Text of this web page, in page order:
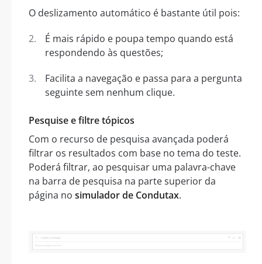
O deslizamento automático é bastante útil pois:
É mais rápido e poupa tempo quando está
respondendo às questões;
Facilita a navegação e passa para a pergunta
seguinte sem nenhum clique.
Pesquise e filtre tópicos
Com o recurso de pesquisa avançada poderá
filtrar os resultados com base no tema do teste.
Poderá filtrar, ao pesquisar uma palavra-chave
na barra de pesquisa na parte superior da
página no simulador de Condutax.